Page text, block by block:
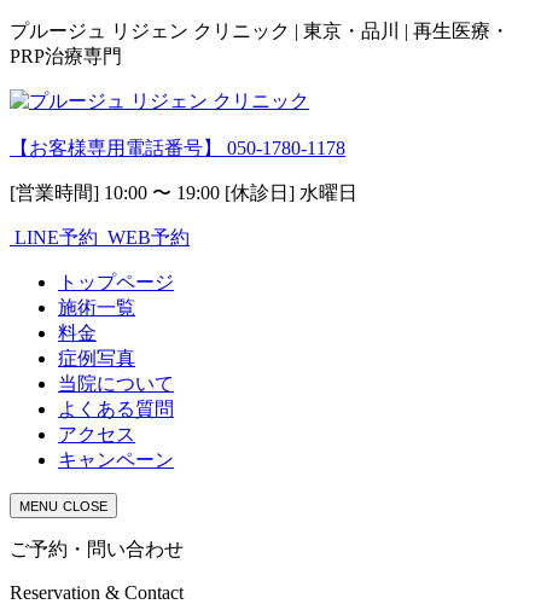
プルージュ リジェン クリニック | 東京・品川 | 再生医療・
PRP治療専門
【お客様専用電話番号】 050-1780-1178
[営業時間] 10:00 〜 19:00 [休診日] 水曜日
LINE予約 WEB予約
トップページ
施術一覧
料金
症例写真
当院について
よくある質問
アクセス
キャンペーン
MENU CLOSE
ご予約・問い合わせ
Reservation & Contact